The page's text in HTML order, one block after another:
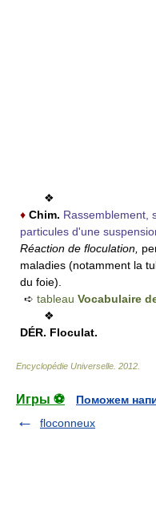
❖
♦ Chim. Rassemblement,
particules d'une
Réaction de floculation,
maladies (notamment la
du foie).
➪ tableau Vocabulaire
❖
DÉR. Floculat.
Encyclopédie Universelle 2012
Игры ⚽
Поможем
floconneux